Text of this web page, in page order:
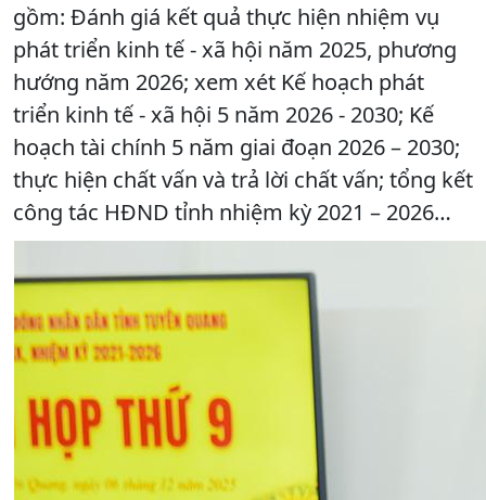
gồm: Đánh giá kết quả thực hiện nhiệm vụ
phát triển kinh tế - xã hội năm 2025, phương
hướng năm 2026; xem xét Kế hoạch phát
triển kinh tế - xã hội 5 năm 2026 - 2030; Kế
hoạch tài chính 5 năm giai đoạn 2026 – 2030;
thực hiện chất vấn và trả lời chất vấn; tổng kết
công tác HĐND tỉnh nhiệm kỳ 2021 – 2026…